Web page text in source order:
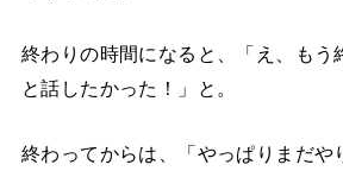
終わりの時間になると、「え、もう
と話したかった！」と。
終わってからは、「やっぱりまだや